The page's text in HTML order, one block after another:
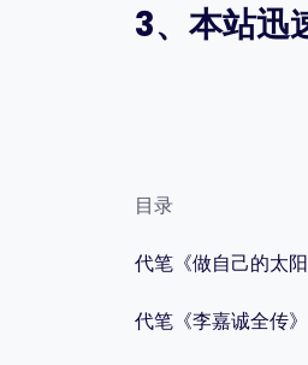
3、本站迅
目录
代笔《做自己的太
代笔《李嘉诚全传